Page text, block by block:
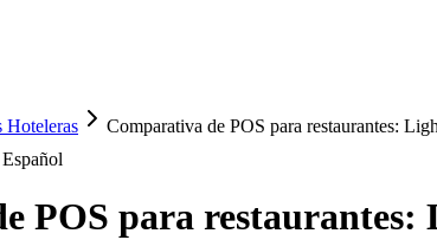
Hoteleras
Comparativa de POS para restaurantes:
POS para restaurantes: